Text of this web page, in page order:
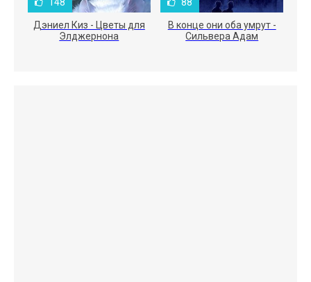
Дэниел Киз - Цветы для
Элджернона
В конце они оба умрут -
Сильвера Адам